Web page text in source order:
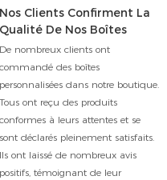
Nos Clients Confirment La
Qualité De Nos Boîtes
De nombreux clients ont
commandé des boîtes
personnalisées dans notre boutique.
Tous ont reçu des produits
conformes à leurs attentes et se
sont déclarés pleinement satisfaits.
Ils ont laissé de nombreux avis
positifs, témoignant de leur